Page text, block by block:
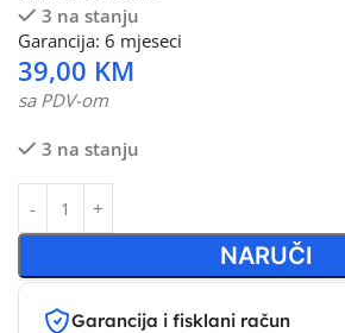
3 na stanju
Garancija: 6 mjeseci
39,00 KM
sa PDV-om
3 na stanju
NARUČI
Garancija i fisklani račun